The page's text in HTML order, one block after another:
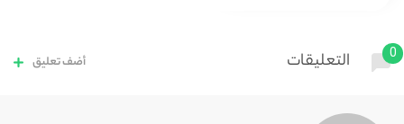
0 التعليقات أضف تعليق